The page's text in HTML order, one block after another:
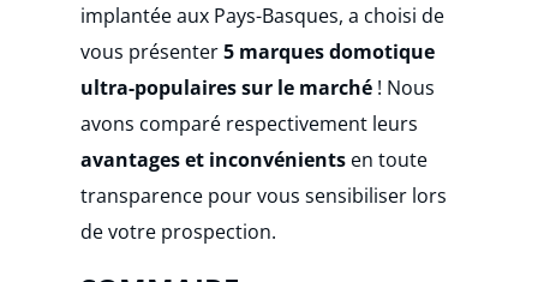
implantée aux Pays-Basques, a choisi de
vous présenter5 marques domotique
ultra-populairessur le marché ! Nous
avons comparé respectivement leurs
avantages et inconvénients en toute
transparence pour vous sensibiliser lors
de votre prospection.